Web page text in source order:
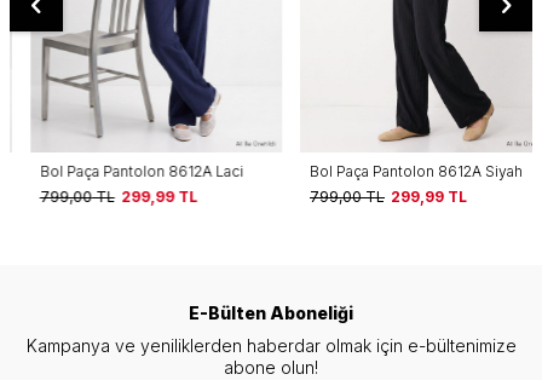
Bol Paça Pantolon 8612A Laci
799,00TL 299,99TL
Bol Paça Pantolon 8612A Siyah
799,00TL 299,99TL
E-Bülten Aboneliği
Kampanya ve yeniliklerden haberdar olmak için e-bültenimize
abone olun!